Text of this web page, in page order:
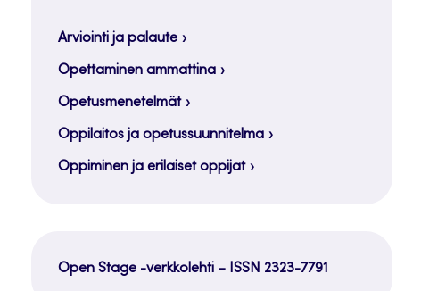
Arviointi ja palaute
Opettaminen ammattina
Opetusmenetelmät
Oppilaitos ja opetussuunnitelma
Oppiminen ja erilaiset oppijat
Open Stage -verkkolehti – ISSN 2323-7791